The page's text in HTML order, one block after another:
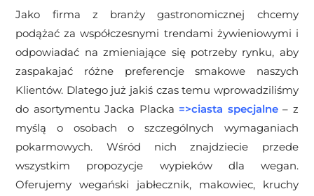
Jako firma z branży gastronomicznej chcemy
podążać za współczesnymi trendami żywieniowymi i
odpowiadać na zmieniające się potrzeby rynku, aby
zaspakajać różne preferencje smakowe naszych
Klientów. Dlatego już jakiś czas temu wprowadziliśmy
do asortymentu Jacka Placka =>ciasta specjalne– z
myślą o osobach o szczególnych wymaganiach
pokarmowych. Wśród nich znajdziecie przede
wszystkim propozycje wypieków dla wegan.
Oferujemy wegański jabłecznik, makowiec, kruchy